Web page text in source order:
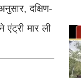
दक्षिण-
मार ली